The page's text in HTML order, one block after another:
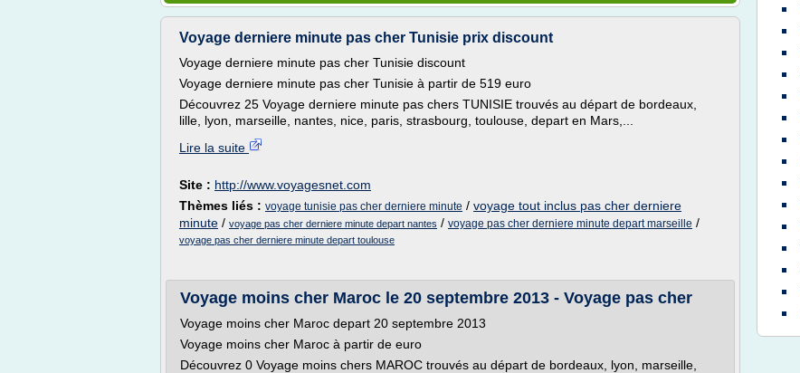
Voyage derniere minute pas cher Tunisie prix discount
Voyage derniere minute pas cher Tunisie discount
Voyage derniere minute pas cher Tunisie à partir de 519 euro
Découvrez 25 Voyage derniere minute pas chers TUNISIE trouvés au départ de bordeaux,
lille, lyon, marseille, nantes, nice, paris, strasbourg, toulouse, depart en Mars,...
Lire la suite
Site : http://www.voyagesnet.com
Thèmes liés : voyage tunisie pas cher derniere minute / voyage tout inclus pas cher derniere
minute / voyage pas cher derniere minute depart nantes / voyage pas cher derniere minute depart marseille /
voyage pas cher derniere minute depart toulouse
Voyage moins cher Maroc le 20 septembre 2013 - Voyage pas cher
Voyage moins cher Maroc depart 20 septembre 2013
Voyage moins cher Maroc à partir de euro
Découvrez 0 Voyage moins chers MAROC trouvés au départ de bordeaux, lyon, marseille,